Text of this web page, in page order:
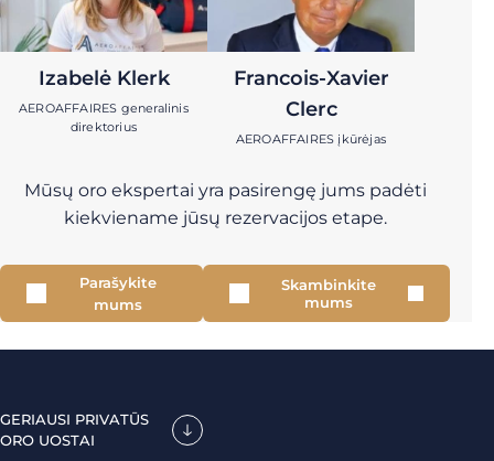
Izabelė Klerk
AEROAFFAIRES generalinis
direktorius
Francois-Xavier
Clerc
AEROAFFAIRES įkūrėjas
Mūsų oro ekspertai yra pasirengę jums padėti
kiekviename jūsų rezervacijos etape.
Parašykite
mums
Skambinkite
mums
GERIAUSI PRIVATŪS
ORO UOSTAI